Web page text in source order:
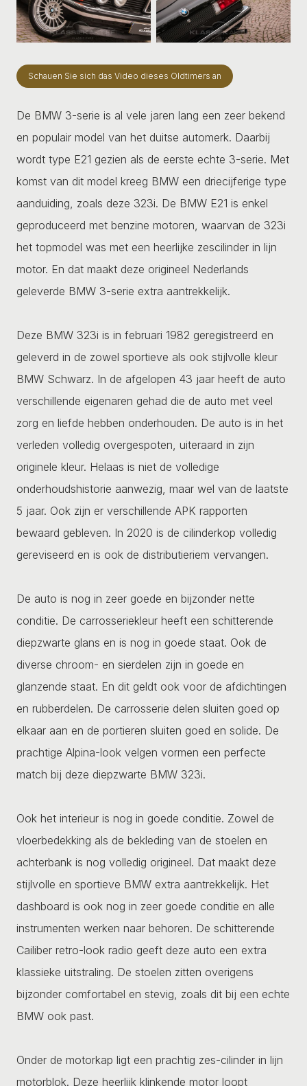
Schauen Sie sich das Video dieses Oldtimers an
De BMW 3-serie is al vele jaren lang een zeer bekend
en populair model van het duitse automerk. Daarbij
wordt type E21 gezien als de eerste echte 3-serie. Met
komst van dit model kreeg BMW een driecijferige type
aanduiding, zoals deze 323i. De BMW E21 is enkel
geproduceerd met benzine motoren, waarvan de 323i
het topmodel was met een heerlijke zescilinder in lijn
motor. En dat maakt deze origineel Nederlands
geleverde BMW 3-serie extra aantrekkelijk.
Deze BMW 323i is in februari 1982 geregistreerd en
geleverd in de zowel sportieve als ook stijlvolle kleur
BMW Schwarz. In de afgelopen 43 jaar heeft de auto
verschillende eigenaren gehad die de auto met veel
zorg en liefde hebben onderhouden. De auto is in het
verleden volledig overgespoten, uiteraard in zijn
originele kleur. Helaas is niet de volledige
onderhoudshistorie aanwezig, maar wel van de laatste
5 jaar. Ook zijn er verschillende APK rapporten
bewaard gebleven. In 2020 is de cilinderkop volledig
gereviseerd en is ook de distributieriem vervangen.
De auto is nog in zeer goede en bijzonder nette
conditie. De carrosseriekleur heeft een schitterende
diepzwarte glans en is nog in goede staat. Ook de
diverse chroom- en sierdelen zijn in goede en
glanzende staat. En dit geldt ook voor de afdichtingen
en rubberdelen. De carrosserie delen sluiten goed op
elkaar aan en de portieren sluiten goed en solide. De
prachtige Alpina-look velgen vormen een perfecte
match bij deze diepzwarte BMW 323i.
Ook het interieur is nog in goede conditie. Zowel de
vloerbedekking als de bekleding van de stoelen en
achterbank is nog volledig origineel. Dat maakt deze
stijlvolle en sportieve BMW extra aantrekkelijk. Het
dashboard is ook nog in zeer goede conditie en alle
instrumenten werken naar behoren. De schitterende
Cailiber retro-look radio geeft deze auto een extra
klassieke uitstraling. De stoelen zitten overigens
bijzonder comfortabel en stevig, zoals dit bij een echte
BMW ook past.
Onder de motorkap ligt een prachtig zes-cilinder in lijn
motorblok. Deze heerlijk klinkende motor loopt